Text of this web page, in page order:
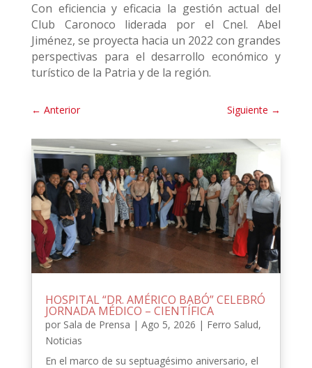
Con eficiencia y eficacia la gestión actual del
Club Caronoco liderada por el Cnel. Abel
Jiménez, se proyecta hacia un 2022 con grandes
perspectivas para el desarrollo económico y
turístico de la Patria y de la región.
← Anterior Siguiente →
HOSPITAL “DR. AMÉRICO BABÓ” CELEBRÓ
JORNADA MÉDICO – CIENTÍFICA
por Sala de Prensa | Ago 5, 2026 | Ferro Salud,
Noticias
En el marco de su septuagésimo aniversario, el